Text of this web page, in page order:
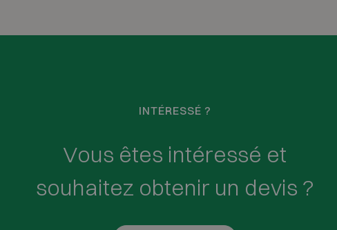
INTÉRESSÉ ?
Vous êtes intéressé et
souhaitez obtenir un devis ?